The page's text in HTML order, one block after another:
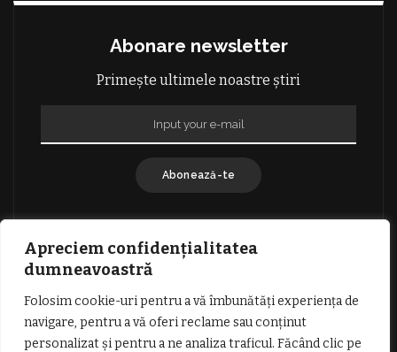
Apreciem confidențialitatea
dumneavoastră
Folosim cookie-uri pentru a vă îmbunătăți experiența de
navigare, pentru a vă oferi reclame sau conținut
personalizat și pentru a ne analiza traficul. Făcând clic pe
Abonare newsletter
Primește ultimele noastre știri
Abonează-te
TERMENI SI CONDITII DE UTILIZARE
INFORMATII DESPRE COOKIES
DESPRE NOI